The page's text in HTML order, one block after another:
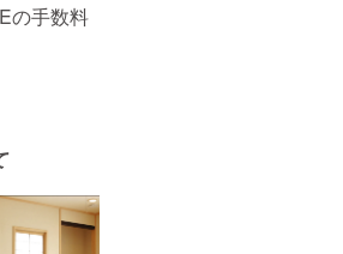
の手数料